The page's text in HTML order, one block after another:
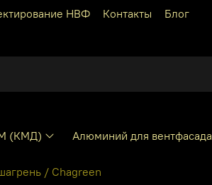
НВФ Контакты Блог
(КМД) Алюминий для вентфасада
/ Chagreen